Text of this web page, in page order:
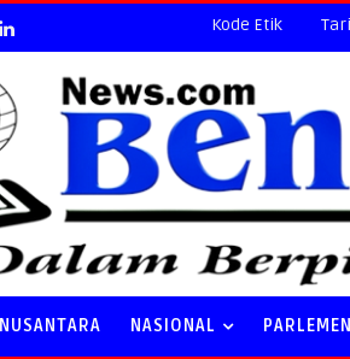
Kode Etik
NUSANTARA NASIONAL